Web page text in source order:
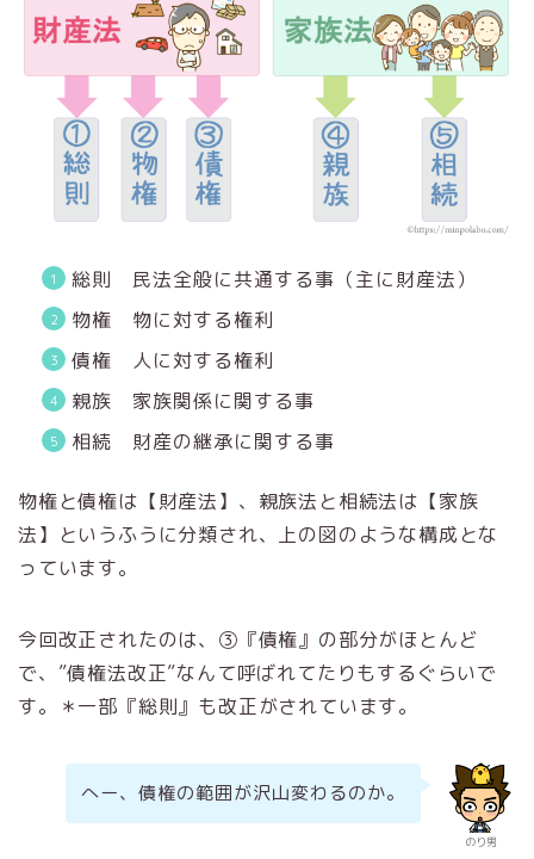
総則 民法全般に共通する事（主に財産法）
物権 物に対する権利
債権 人に対する権利
親族 家族関係に関する事
相続 財産の継承に関する事
物権と債権は【財産法】、親族法と相続法は【家族
法】というふうに分類され、上の図のような構成とな
っています。
今回改正されたのは、③『債権』の部分がほとんど
で、”債権法改正”なんて呼ばれてたりもするぐらいで
す。＊一部『総則』も改正がされています。
のり男
へー、債権の範囲が沢山変わるのか。